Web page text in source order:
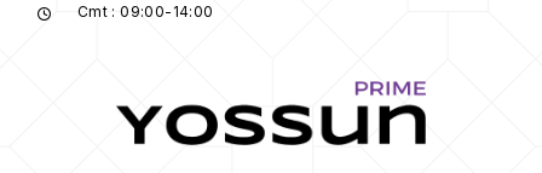
Cmt : 09:00-14:00